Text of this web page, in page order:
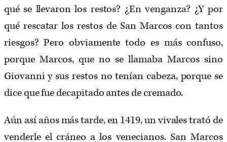
qué se llevaron los restos? ¿En venganza? ¿Y por
qué rescatar los restos de San Marcos con tantos
riesgos? Pero obviamente todo es más confuso,
porque Marcos, que no se llamaba Marcos sino
Giovanni y sus restos no tenían cabeza, porque se
dice que fue decapitado antes de cremado.
Aún así años más tarde, en 1419, un vivales trató de
venderle el cráneo a los venecianos. San Marcos